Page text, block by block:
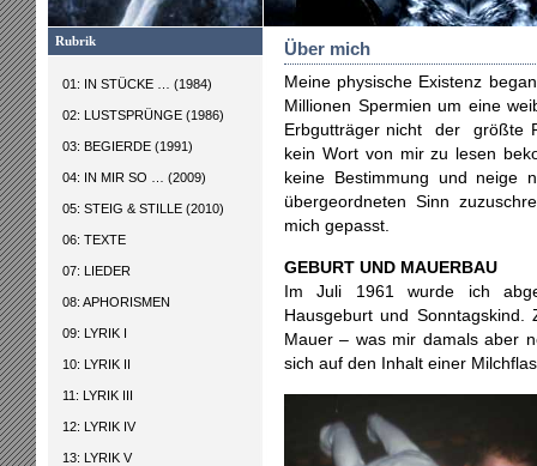
Rubrik
01: IN STÜCKE … (1984)
02: LUSTSPRÜNGE (1986)
03: BEGIERDE (1991)
04: IN MIR SO … (2009)
05: STEIG & STILLE (2010)
06: TEXTE
07: LIEDER
08: APHORISMEN
09: LYRIK I
10: LYRIK II
11: LYRIK III
12: LYRIK IV
13: LYRIK V
Über mich
Meine physische Existenz
Millionen Spermien um eine
Erbgutträger nicht der größte
kein Wort von mir zu lesen
keine Bestimmung und neige
übergeordneten Sinn
mich gepasst.
GEBURT UND MAUERBAU
Im Juli 1961 wurde ich
Hausgeburt und
Mauer – was mir damals aber
sich auf den Inhalt einer